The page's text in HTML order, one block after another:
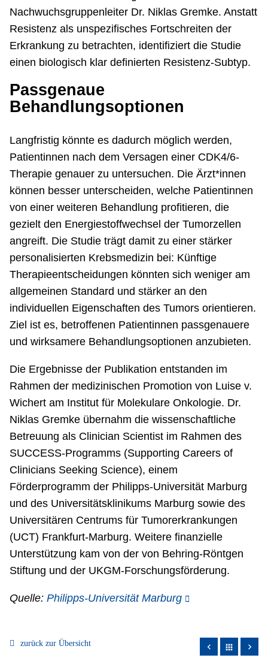
Nachwuchsgruppenleiter Dr. Niklas Gremke. Anstatt
Resistenz als unspezifisches Fortschreiten der
Erkrankung zu betrachten, identifiziert die Studie
einen biologisch klar definierten Resistenz-Subtyp.
Passgenaue
Behandlungsoptionen
Langfristig könnte es dadurch möglich werden,
Patientinnen nach dem Versagen einer CDK4/6-
Therapie genauer zu untersuchen. Die Ärzt*innen
können besser unterscheiden, welche Patientinnen
von einer weiteren Behandlung profitieren, die
gezielt den Energiestoffwechsel der Tumorzellen
angreift. Die Studie trägt damit zu einer stärker
personalisierten Krebsmedizin bei: Künftige
Therapieentscheidungen könnten sich weniger am
allgemeinen Standard und stärker an den
individuellen Eigenschaften des Tumors orientieren.
Ziel ist es, betroffenen Patientinnen passgenauere
und wirksamere Behandlungsoptionen anzubieten.
Die Ergebnisse der Publikation entstanden im
Rahmen der medizinischen Promotion von Luise v.
Wichert am Institut für Molekulare Onkologie. Dr.
Niklas Gremke übernahm die wissenschaftliche
Betreuung als Clinician Scientist im Rahmen des
SUCCESS-Programms (Supporting Careers of
Clinicians Seeking Science), einem
Förderprogramm der Philipps-Universität Marburg
und des Universitätsklinikums Marburg sowie des
Universitären Centrums für Tumorerkrankungen
(UCT) Frankfurt-Marburg. Weitere finanzielle
Unterstützung kam von der von Behring-Röntgen
Stiftung und der UKGM-Forschungsförderung.
Quelle: Philipps-Universität Marburg
zurück zur Übersicht apps